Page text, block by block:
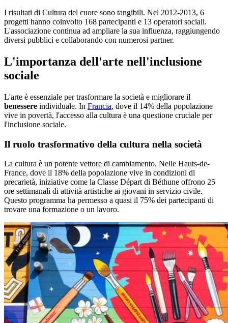
I risultati di Cultura del cuore sono tangibili. Nel 2012-2013, 6
progetti hanno coinvolto 168 partecipanti e 13 operatori sociali.
L'associazione continua ad ampliare la sua influenza, raggiungendo
diversi pubblici e collaborando con numerosi partner.
L'importanza dell'arte nell'inclusione
sociale
L'arte è essenziale per trasformare la società e migliorare il
benessere individuale. In Francia, dove il 14% della popolazione
vive in povertà, l'accesso alla cultura è una questione cruciale per
l'inclusione sociale.
Il ruolo trasformativo della cultura nella società
La cultura è un potente vettore di cambiamento. Nelle Hauts-de-
France, dove il 18% della popolazione vive in condizioni di
precarietà, iniziative come la Classe Départ di Béthune offrono 25
ore settimanali di attività artistiche ai giovani in servizio civile.
Questo programma ha permesso a quasi il 75% dei partecipanti di
trovare una formazione o un lavoro.